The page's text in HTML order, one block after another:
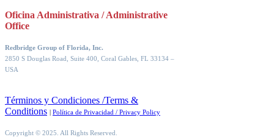
Oficina Administrativa / Administrative
Office
Redbridge Group of Florida, Inc.
2850 S Douglas Road, Suite 400, Coral Gables, FL 33134 –
USA
Términos y Condiciones /Terms &
Conditions | Política de Privacidad / Privacy Policy
Copyright © 2025. All Rights Reserved.